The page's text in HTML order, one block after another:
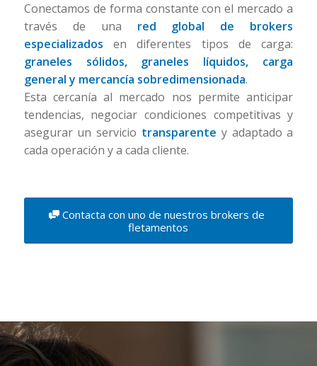
Conectamos de forma constante con el mercado a
través de una red global de brokers
especializados en diferentes tipos de carga:
graneles sólidos, graneles líquidos, carga
general y mercancía sobredimensionada.
Esta cercanía al mercado nos permite anticipar
tendencias, negociar condiciones competitivas y
asegurar un servicio transparente y adaptado a
cada operación y a cada cliente.
Contacta con uno de nuestros brokers de
fletamentos